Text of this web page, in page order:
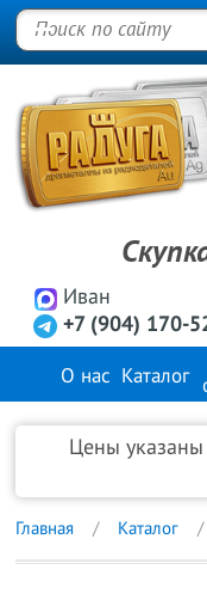
Иван
+7 (904) 170-
О нас Каталог
Продажа
Цены
Главная Каталог